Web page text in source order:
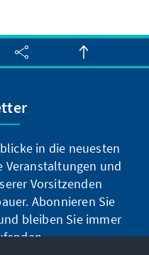
in die neuesten
Veranstaltungen und
Vorsitzenden
Abonnieren Sie
bleiben Sie immer